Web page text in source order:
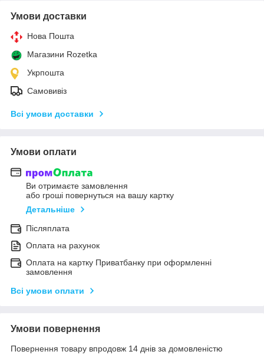
Умови доставки
Нова Пошта
Магазини Rozetka
Укрпошта
Самовивіз
Всі умови доставки
Умови оплати
Ви отримаєте замовлення
або гроші повернуться на вашу картку
Детальніше
Післяплата
Оплата на рахунок
Оплата на картку Приватбанку при оформленні
замовлення
Всі умови оплати
Умови повернення
Повернення товару впродовж 14 днів за домовленістю